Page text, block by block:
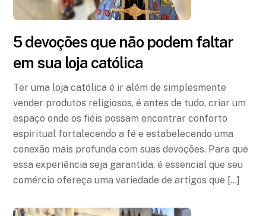
5 devoções que não podem faltar
em sua loja católica
Ter uma loja católica é ir além de simplesmente
vender produtos religiosos, é antes de tudo, criar um
espaço onde os fiéis possam encontrar conforto
espiritual fortalecendo a fé e estabelecendo uma
conexão mais profunda com suas devoções. Para que
essa experiência seja garantida, é essencial que seu
comércio ofereça uma variedade de artigos que […]